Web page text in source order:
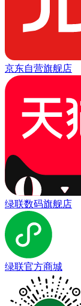
京东自营旗舰店
绿联数码旗舰店
绿联官方商城